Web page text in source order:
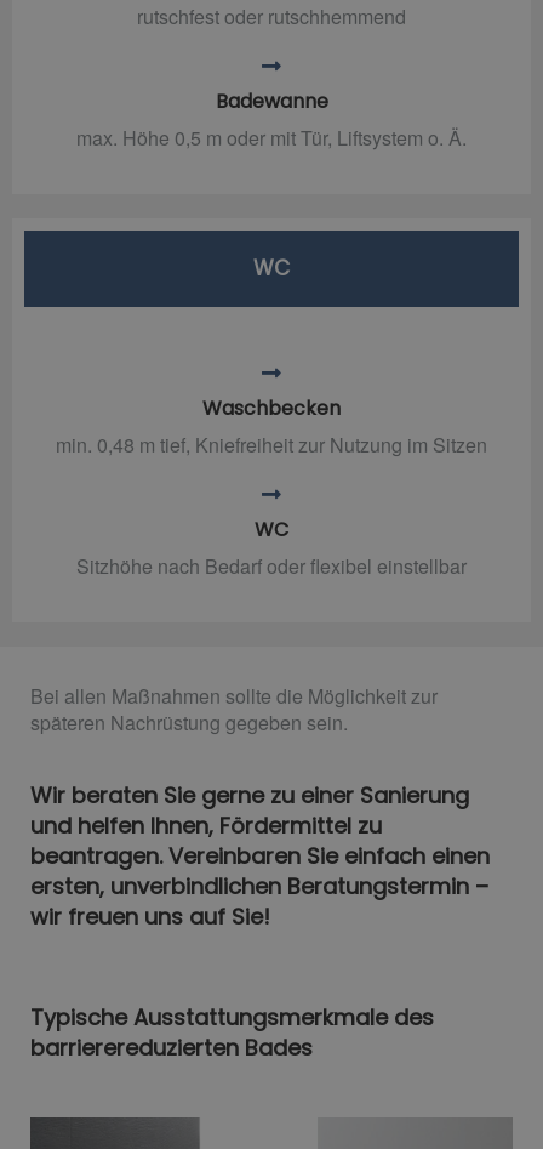
rutschfest oder rutschhemmend
Badewanne
max. Höhe 0,5 m oder mit Tür, Liftsystem o. Ä.
WC
Waschbecken
min. 0,48 m tief, Kniefreiheit zur Nutzung im Sitzen
WC
Sitzhöhe nach Bedarf oder flexibel einstellbar
Bei allen Maßnahmen sollte die Möglichkeit zur
späteren Nachrüstung gegeben sein.
Wir beraten Sie gerne zu einer Sanierung
und helfen Ihnen, Fördermittel zu
beantragen. Vereinbaren Sie einfach einen
ersten, unverbindlichen Beratungstermin –
wir freuen uns auf Sie!
Typische Ausstattungsmerkmale des
barrierereduzierten Bades